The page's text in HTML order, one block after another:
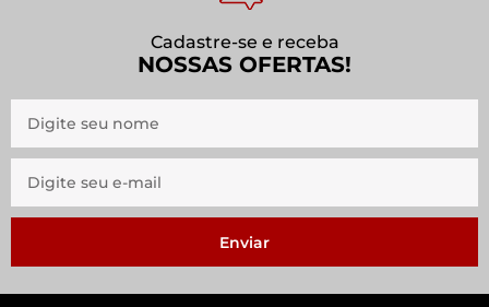
Cadastre-se e receba
NOSSAS OFERTAS!
Enviar